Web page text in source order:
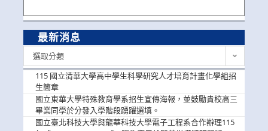
最新消息
選取分類
115 國立清華大學高中學生科學研究人才培育計畫化學組招
生簡章
國立東華大學特殊教育學系招生宣傳海報，並鼓勵貴校高三
畢業同學於分發入學階段踴躍選填。
國立臺北科技大學與龍華科技大學電子工程系合作辦理115